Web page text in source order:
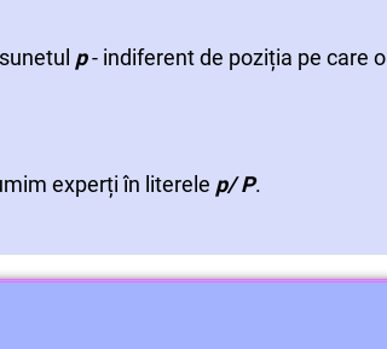
p- indiferent de poziția pe care o
experți în literele p/ P.